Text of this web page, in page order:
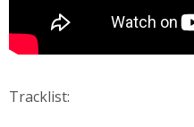
Tracklist: